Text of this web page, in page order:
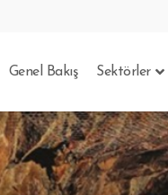
Genel Bakış Sektörler